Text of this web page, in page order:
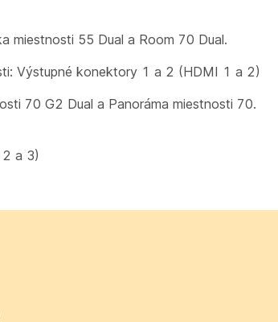
miestnosti 55 Dual a Room 70 Dual.
Výstupné konektory 1 a 2 (HDMI 1 a 2)
70 G2 Dual a Panoráma miestnosti 70.
a 3)